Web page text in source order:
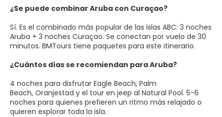
¿Se puede combinar Aruba con Curaçao?
Sí. Es el combinado más popular de las islas ABC: 3 noches
Aruba + 3 noches Curaçao. Se conectan por vuelo de 30
minutos. BMTours tiene paquetes para este itinerario.
¿Cuántos días se recomiendan para Aruba?
4 noches para disfrutar Eagle Beach, Palm
Beach, Oranjestad y el tour en jeep al Natural Pool. 5-6
noches para quienes prefieren un ritmo más relajado o
quieren explorar toda la isla.